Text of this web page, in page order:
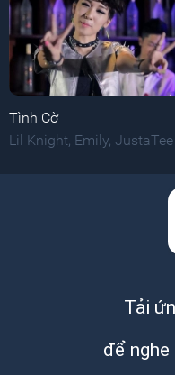
Tình Cờ
Lil Knight, Emily, JustaTee
Tải
để nghe